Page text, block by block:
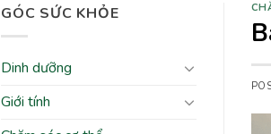
GÓC SỨC KHỎE
Dinh dưỡng
Giới tính